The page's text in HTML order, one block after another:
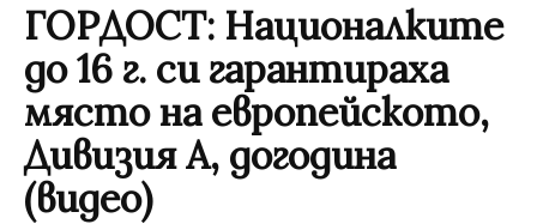
ГОРДОСТ: Националките
до 16 г. си гарантираха
място на европейското,
Дивизия А, догодина
(видео)